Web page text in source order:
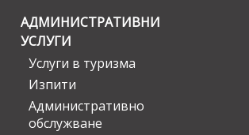
АДМИНИСТРАТИВНИ
УСЛУГИ
Услуги в туризма
Изпити
Административно
обслужване